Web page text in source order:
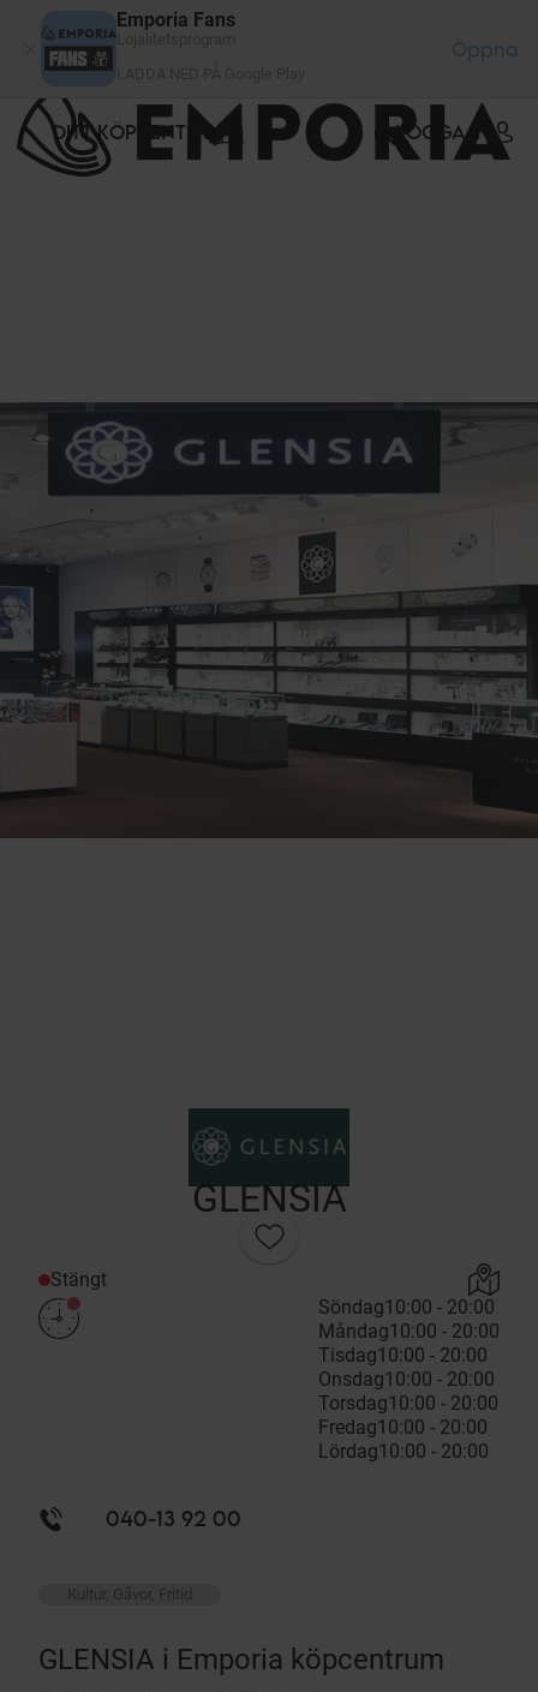
Emporia Fans
Öppna
DITT KÖPCENTER LOGGA IN
GLENSIA
Stängt
Söndag10:00 - 20:00
Måndag10:00 - 20:00
Tisdag10:00 - 20:00
Onsdag10:00 - 20:00
Torsdag10:00 - 20:00
Fredag10:00 - 20:00
Lördag10:00 - 20:00
040-13 92 00
Kultur, Gåvor, Fritid
GLENSIA i Emporia köpcentrum
Cookie- hanteringspanel